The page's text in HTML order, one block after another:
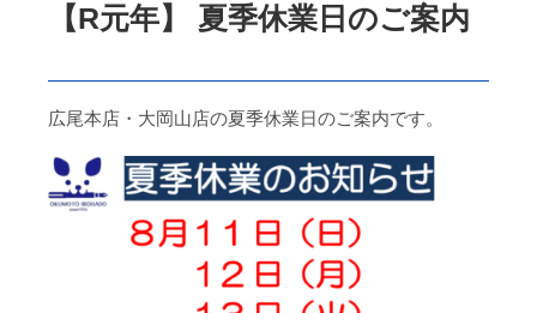
【R元年】 夏季休業日のご案内
広尾本店・大岡山店の夏季休業日のご案内です。